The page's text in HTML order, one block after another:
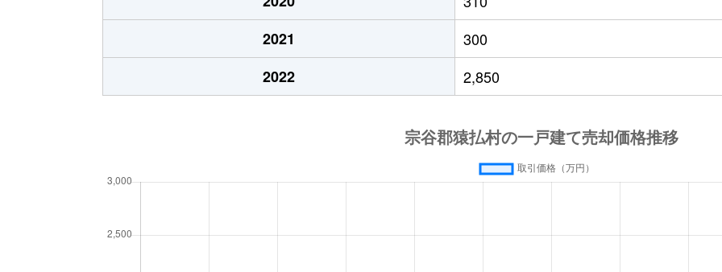
2021
300
2022
2,850